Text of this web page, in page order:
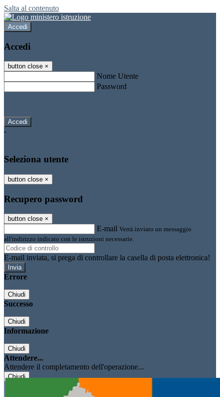
Salta al contenuto
Accedi
Accedi
button close ×
Nome Utente
Password
-
Seleziona utente
button close ×
Recupero password
button close ×
E-mail Verrà inviato un messaggio
all'indirizzo indicato con le istruzioni necessarie.
E-mail inviata, si prega di controllare la casella di posta elettronica!
Errore
Chiudi
Successo
Chiudi
Informazione
Chiudi
Attendere...
Attendere il completamento dell'operazione...
Chiudi